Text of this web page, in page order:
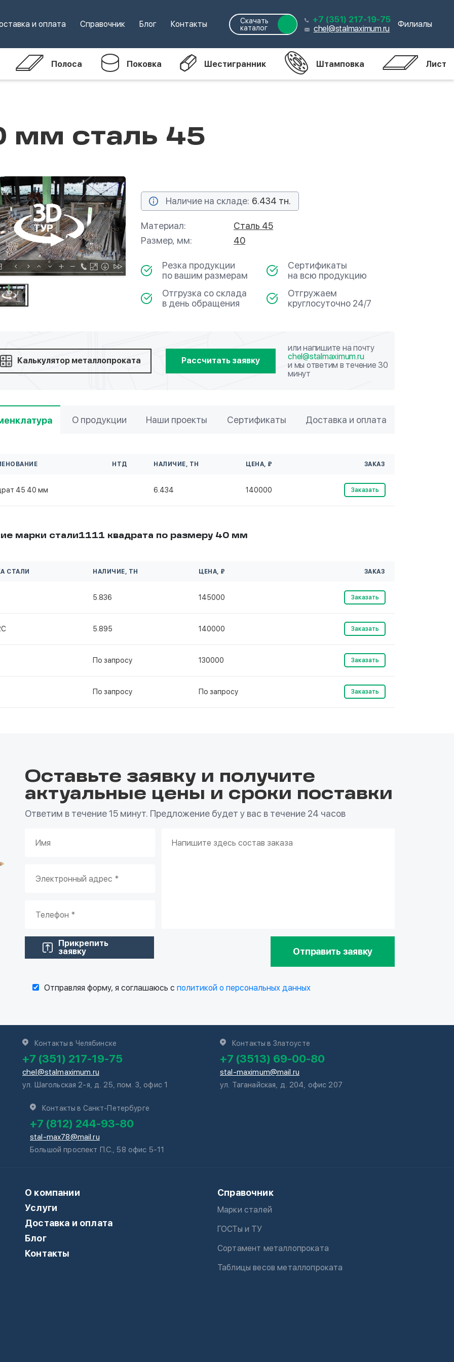
и оплата Справочник Блог Контакты
Скачать
каталог
+7 (351) 217-19-75
chel@stalmaximum.ru Филиалы
Полоса Поковка Шестигранник Штамповка Лист
мм сталь 45
Наличие на складе: 6.434 тн.
Материал:
Сталь 45
Размер, мм:
40
Резка продукции
по вашим размерам
Сертификаты
на всю продукцию
Отгрузка со склада
в день обращения
Отгружаем
круглосуточно 24/7
Калькулятор металлопроката Рассчитать заявку
или напишите на почту
chel@stalmaximum.ru
и мы ответим в течение 30
минут
О продукции Наши проекты Сертификаты Доставка и оплата
НТД НАЛИЧИЕ, ТН ЦЕНА, ₽ ЗАКАЗ
45 40 мм 6.434 140000 Заказать
марки стали1111 квадрата по размеру 40 мм
СТАЛИ НАЛИЧИЕ, ТН ЦЕНА, ₽ ЗАКАЗ
5.836 145000 Заказать
5.895 140000 Заказать
По запросу 130000 Заказать
По запросу По запросу Заказать
Оставьте заявку и получите
актуальные цены и сроки поставки
Ответим в течение 15 минут. Предложение будет у вас в течение 24 часов
Прикрепить
заявку
Отправить заявку
Отправляя форму, я соглашаюсь с политикой о персональных данных
Контакты в Челябинске
+7 (351) 217-19-75
chel@stalmaximum.ru
ул. Шагольская 2-я, д. 25, пом. 3, офис 1
Контакты в Златоусте
+7 (3513) 69-00-80
stal-maximum@mail.ru
ул. Таганайская, д. 204, офис 207
Контакты в Санкт-Петербурге
+7 (812) 244-93-80
stal-max78@mail.ru
Большой проспект П.С., 58 офис 5-11
О компании
Услуги
Доставка и оплата
Блог
Контакты
Справочник
Марки сталей
ГОСТы и ТУ
Сортамент металлопроката
Таблицы весов металлопроката